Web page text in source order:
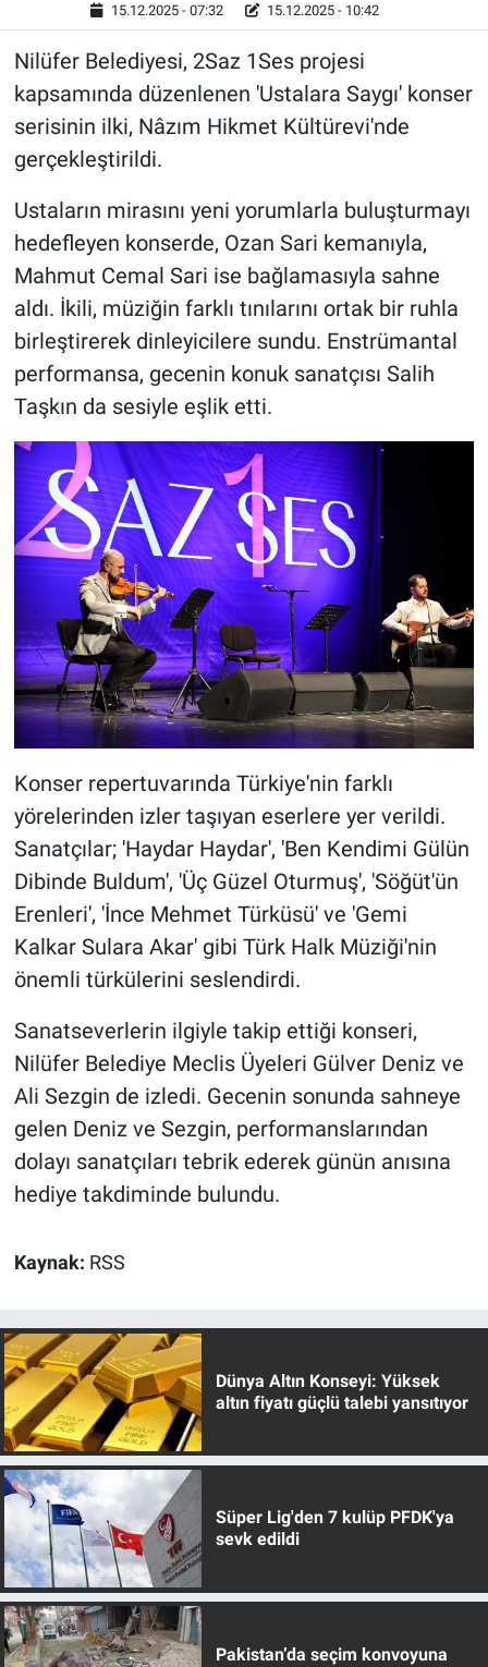
15.12.2025 - 07:32 15.12.2025 - 10:42
Nilüfer Belediyesi, 2Saz 1Ses projesi
kapsamında düzenlenen 'Ustalara Saygı' konser
serisinin ilki, Nâzım Hikmet Kültürevi'nde
gerçekleştirildi.
Ustaların mirasını yeni yorumlarla buluşturmayı
hedefleyen konserde, Ozan Sari kemanıyla,
Mahmut Cemal Sari ise bağlamasıyla sahne
aldı. İkili, müziğin farklı tınılarını ortak bir ruhla
birleştirerek dinleyicilere sundu. Enstrümantal
performansa, gecenin konuk sanatçısı Salih
Taşkın da sesiyle eşlik etti.
Konser repertuvarında Türkiye'nin farklı
yörelerinden izler taşıyan eserlere yer verildi.
Sanatçılar; 'Haydar Haydar', 'Ben Kendimi Gülün
Dibinde Buldum', 'Üç Güzel Oturmuş', 'Söğüt'ün
Erenleri', 'İnce Mehmet Türküsü' ve 'Gemi
Kalkar Sulara Akar' gibi Türk Halk Müziği'nin
önemli türkülerini seslendirdi.
Sanatseverlerin ilgiyle takip ettiği konseri,
Nilüfer Belediye Meclis Üyeleri Gülver Deniz ve
Ali Sezgin de izledi. Gecenin sonunda sahneye
gelen Deniz ve Sezgin, performanslarından
dolayı sanatçıları tebrik ederek günün anısına
hediye takdiminde bulundu.
Kaynak: RSS
Dünya Altın Konseyi: Yüksek
altın fiyatı güçlü talebi yansıtıyor
Süper Lig'den 7 kulüp PFDK'ya
sevk edildi
Pakistan’da seçim konvoyuna